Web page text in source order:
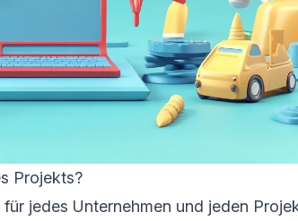
Projekts?
jedes Unternehmen und jeden